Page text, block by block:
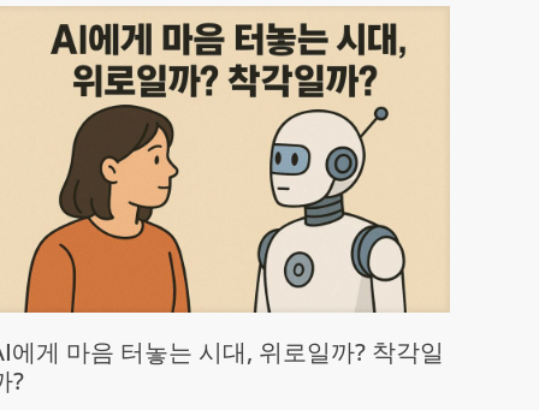
에게 마음 터놓는 시대, 위로일까? 착각일
?